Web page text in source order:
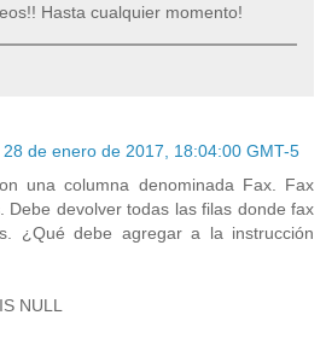
Hasta cualquier momento!
de enero de 2017, 18:04:00 GMT-5
una columna denominada Fax. Fax
Debe devolver todas las filas donde fax
¿Qué debe agregar a la instrucción
NULL